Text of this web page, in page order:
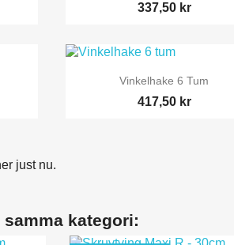
337,50 kr
 Snabbvy
Vinkelhake 6 Tum
417,50 kr
just nu.
kategori: